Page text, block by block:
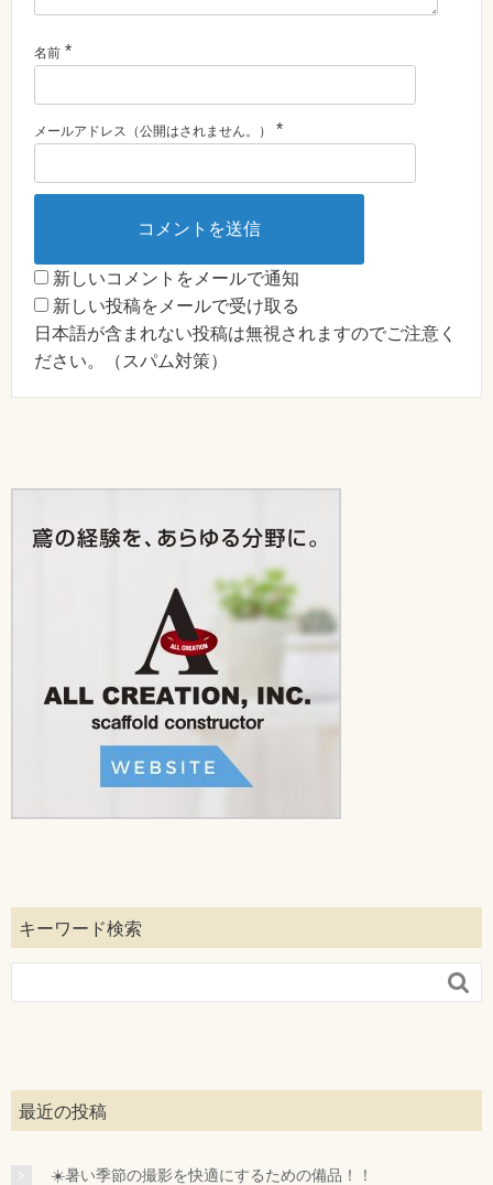
名前 *
メールアドレス（公開はされません。） *
新しいコメントをメールで通知
新しい投稿をメールで受け取る
日本語が含まれない投稿は無視されますのでご注意く
ださい。（スパム対策）
キーワード検索

最近の投稿
☀️暑い季節の撮影を快適にするための備品！！